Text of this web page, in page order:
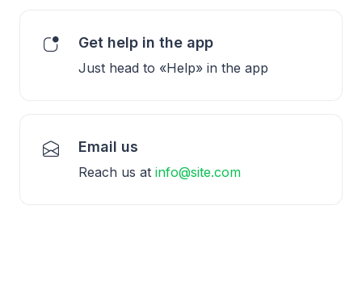
Get help in the app
Just head to «Help» in the app
Email us
Reach us at info@site.com